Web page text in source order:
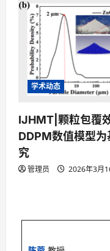
学术动态
IJHMT|颗粒包覆
DDPM数值模型
究
管理员 2026年3月